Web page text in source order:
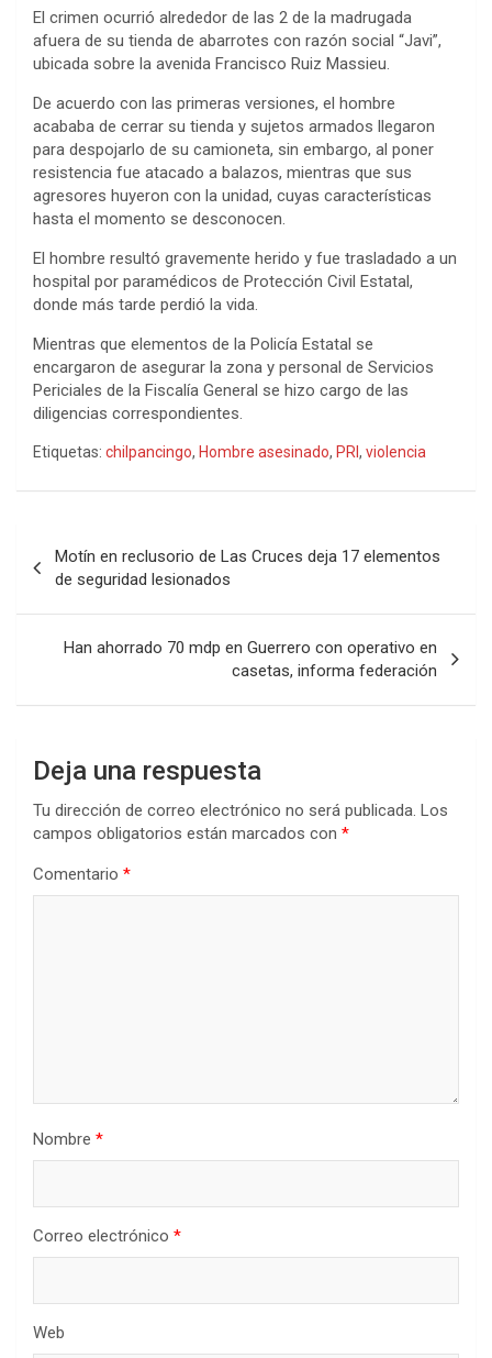
El crimen ocurrió alrededor de las 2 de la madrugada
afuera de su tienda de abarrotes con razón social “Javi”,
ubicada sobre la avenida Francisco Ruiz Massieu.
De acuerdo con las primeras versiones, el hombre
acababa de cerrar su tienda y sujetos armados llegaron
para despojarlo de su camioneta, sin embargo, al poner
resistencia fue atacado a balazos, mientras que sus
agresores huyeron con la unidad, cuyas características
hasta el momento se desconocen.
El hombre resultó gravemente herido y fue trasladado a un
hospital por paramédicos de Protección Civil Estatal,
donde más tarde perdió la vida.
Mientras que elementos de la Policía Estatal se
encargaron de asegurar la zona y personal de Servicios
Periciales de la Fiscalía General se hizo cargo de las
diligencias correspondientes.
Etiquetas: chilpancingo, Hombre asesinado, PRI , violencia
de
entradas
Motín en reclusorio de Las Cruces deja 17 elementos
de seguridad lesionados
Han ahorrado 70 mdp en Guerrero con operativo en
casetas, informa federación
Deja una respuesta
Tu dirección de correo electrónico no será publicada. Los
campos obligatorios están marcados con *
Comentario *
Nombre *
Correo electrónico *
Web